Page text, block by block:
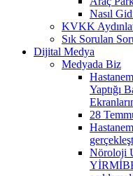
Nasıl
KVKK
Sık Sorulan
Dijital Medya
Medyada Biz
Yaptığı
28
Nöroloji